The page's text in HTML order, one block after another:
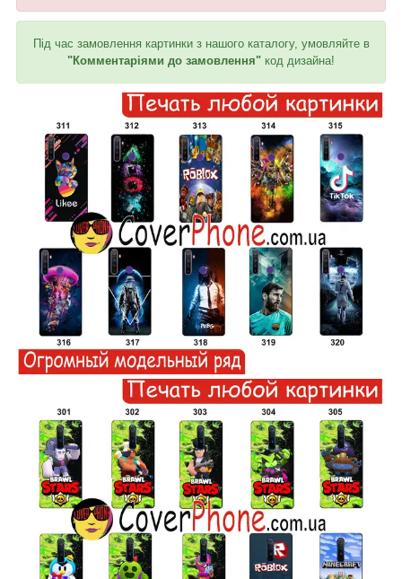
Під час замовлення картинки з нашого каталогу, умовляйте в
"Комментаріями до замовлення" код дизайна!